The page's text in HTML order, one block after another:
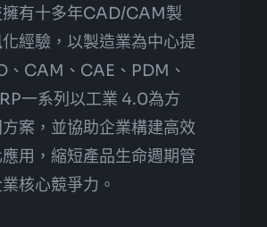
擁有十多年CAD/CAM製
經驗，以製造業為中心提
、CAM、CAE、PDM、
一系列以工業 4.0為方
案，並協助企業構建高效
用，縮短產品生命週期管
核心競爭力。